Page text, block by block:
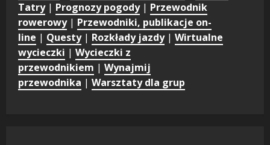
Tatry| Prognozy pogody| Przewodnik
rowerowy| Przewodniki, publikacje on-
line | Questy| Rozkłady jazdy| Wirtualne
wycieczki | Wycieczki z
przewodnikiem | Wynajmij
przewodnika | Warsztaty dla grup